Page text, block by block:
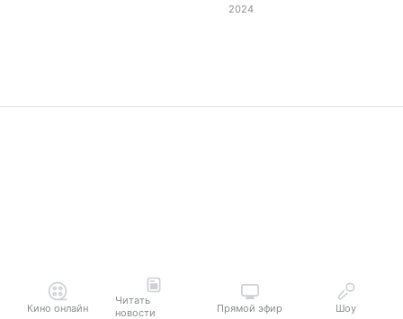
2024
Кино онлайн
Читать
новости
Прямой эфир Шоу